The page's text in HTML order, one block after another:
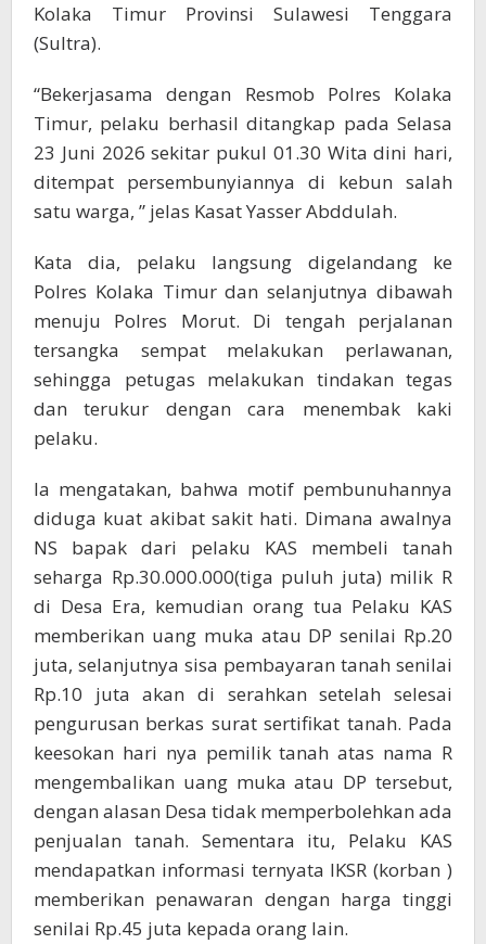
Kolaka Timur Provinsi Sulawesi Tenggara
(Sultra).
“Bekerjasama dengan Resmob Polres Kolaka
Timur, pelaku berhasil ditangkap pada Selasa
23 Juni 2026 sekitar pukul 01.30 Wita dini hari,
ditempat persembunyiannya di kebun salah
satu warga, ” jelas Kasat Yasser Abddulah.
Kata dia, pelaku langsung digelandang ke
Polres Kolaka Timur dan selanjutnya dibawah
menuju Polres Morut. Di tengah perjalanan
tersangka sempat melakukan perlawanan,
sehingga petugas melakukan tindakan tegas
dan terukur dengan cara menembak kaki
pelaku.
Ia mengatakan, bahwa motif pembunuhannya
diduga kuat akibat sakit hati. Dimana awalnya
NS bapak dari pelaku KAS membeli tanah
seharga Rp.30.000.000(tiga puluh juta) milik R
di Desa Era, kemudian orang tua Pelaku KAS
memberikan uang muka atau DP senilai Rp.20
juta, selanjutnya sisa pembayaran tanah senilai
Rp.10 juta akan di serahkan setelah selesai
pengurusan berkas surat sertifikat tanah. Pada
keesokan hari nya pemilik tanah atas nama R
mengembalikan uang muka atau DP tersebut,
dengan alasan Desa tidak memperbolehkan ada
penjualan tanah. Sementara itu, Pelaku KAS
mendapatkan informasi ternyata IKSR (korban )
memberikan penawaran dengan harga tinggi
senilai Rp.45 juta kepada orang lain.